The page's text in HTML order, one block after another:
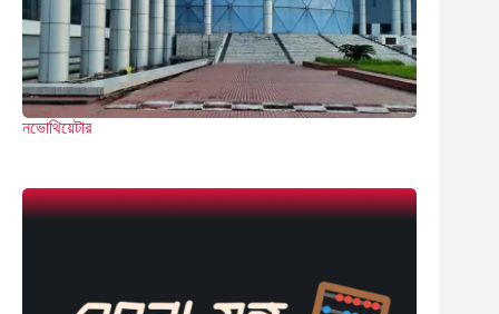
নভোথিয়েটার